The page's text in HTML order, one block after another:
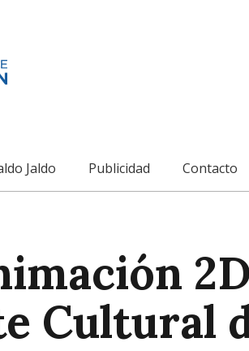
Jaldo Publicidad Contacto
Cultural